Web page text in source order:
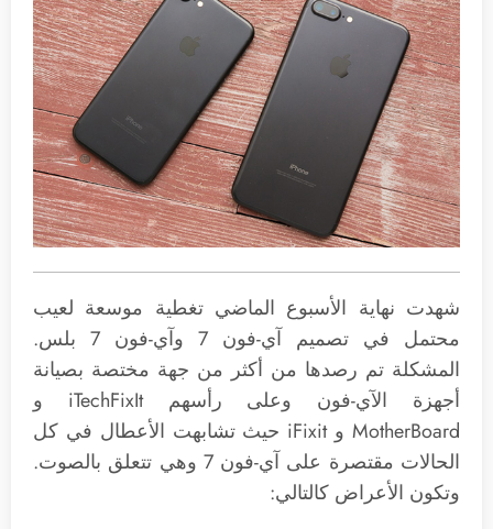
شهدت نهاية الأسبوع الماضي تغطية موسعة لعيب
محتمل في تصميم آي-فون 7 وآي-فون 7 بلس.
المشكلة تم رصدها من أكثر من جهة مختصة بصيانة
أجهزة الآي-فون وعلى رأسهم iTechFixIt و
MotherBoard و iFixit حيث تشابهت الأعطال في كل
الحالات مقتصرة على آي-فون 7 وهي تتعلق بالصوت.
وتكون الأعراض كالتالي: